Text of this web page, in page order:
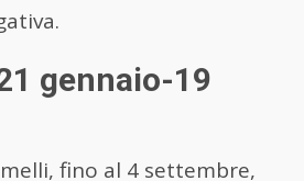
gennaio-19
fino al 4 settembre,